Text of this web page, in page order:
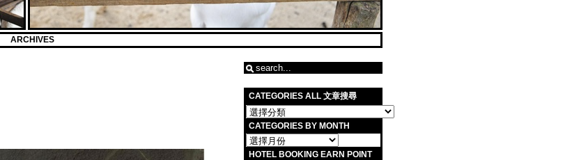
ARCHIVES
CATEGORIES ALL 文章搜尋
CATEGORIES BY MONTH
HOTEL BOOKING EARN POINT